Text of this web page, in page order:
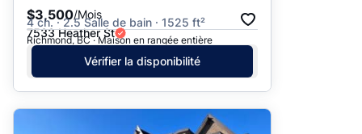
$3,500/Mois
4 ch. · 2.5 Salle de bain · 1525 ft²
7533 Heather St
Richmond, BC · Maison en rangée entière
Vérifier la disponibilité